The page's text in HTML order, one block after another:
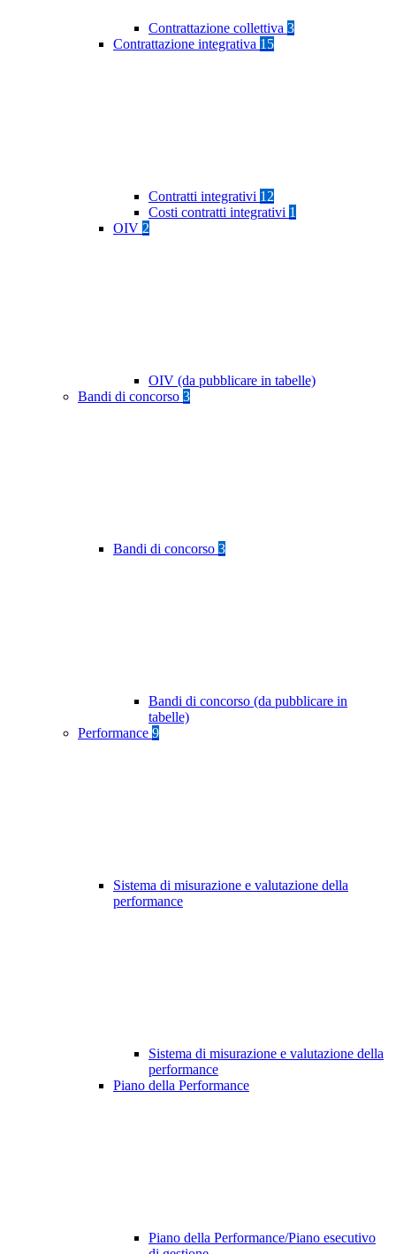
Contrattazione collettiva 3
Contrattazione integrativa 15
Contratti integrativi 12
Costi contratti integrativi 1
OIV 2
OIV (da pubblicare in tabelle)
Bandi di concorso 3
Bandi di concorso 3
Bandi di concorso (da pubblicare in
tabelle)
Performance 9
Sistema di misurazione e valutazione della
performance
Sistema di misurazione e valutazione della
performance
Piano della Performance
Piano della Performance/Piano esecutivo